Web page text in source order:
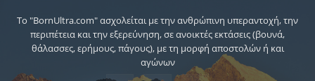
Το "BornUltra.com" ασχολείται με την ανθρώπινη υπεραντοχή, την
περιπέτεια και την εξερεύνηση, σε ανοικτές εκτάσεις (βουνά,
θάλασσες, ερήμους, πάγους), με τη μορφή αποστολών ή και
αγώνων